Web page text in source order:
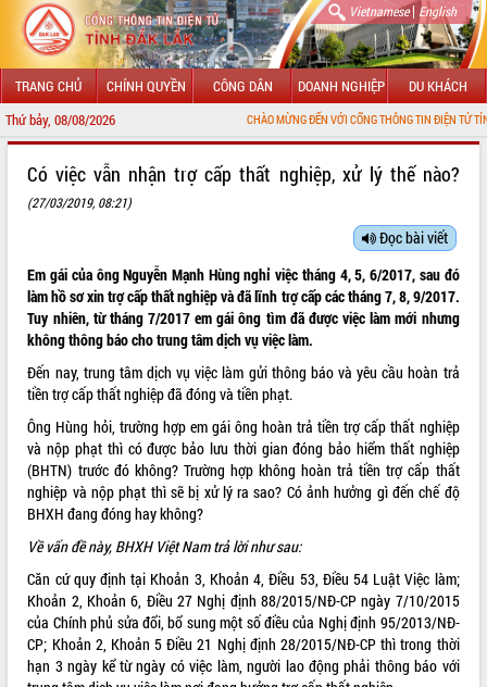
Vietnamese| English
TRANG CHỦ CHÍNH QUYỀN CÔNG DÂN DOANH NGHIỆP DU KHÁCH
Thứ bảy, 08/08/2026 CHÀO MỪNG ĐẾN VỚI CỔNG THÔNG TIN ĐIỆN TỬ TỈNH ĐẮK LẮK
LÃNH ĐẠO UBND TỈNH
SỞ, BAN, NGÀNH
UBND CÁC XÃ, PHƯỜNG
THÔNG TIN CHỈ ĐẠO ĐIỀU HÀNH
HỆ THỐNG VĂN BẢN
VĂN BẢN HĐND TỈNH
ĐIỂM TIN VĂN BẢN
QUY HOẠCH - KẾ HOẠCH
Có việc vẫn nhận trợ cấp thất nghiệp, xử lý thế nào?
(27/03/2019, 08:21)
Đọc bài viết
Em gái của ông Nguyễn Mạnh Hùng nghỉ việc tháng 4, 5, 6/2017, sau đó
làm hồ sơ xin trợ cấp thất nghiệp và đã lĩnh trợ cấp các tháng 7, 8, 9/2017.
Tuy nhiên, từ tháng 7/2017 em gái ông tìm đã được việc làm mới nhưng
không thông báo cho trung tâm dịch vụ việc làm.
Đến nay, trung tâm dịch vụ việc làm gửi thông báo và yêu cầu hoàn trả
tiền trợ cấp thất nghiệp đã đóng và tiền phạt.
Ông Hùng hỏi, trường hợp em gái ông hoàn trả tiền trợ cấp thất nghiệp
và nộp phạt thì có được bảo lưu thời gian đóng bảo hiểm thất nghiệp
(BHTN) trước đó không? Trường hợp không hoàn trả tiền trợ cấp thất
nghiệp và nộp phạt thì sẽ bị xử lý ra sao? Có ảnh hưởng gì đến chế độ
BHXH đang đóng hay không?
Về vấn đề này, BHXH Việt Nam trả lời như sau:
Căn cứ quy định tại Khoản 3, Khoản 4, Điều 53, Điều 54 Luật Việc làm;
Khoản 2, Khoản 6, Điều 27 Nghị định 88/2015/NĐ-CPngày 7/10/2015
của Chính phủ sửa đổi, bổ sung một số điều của Nghị định 95/2013/NĐ-
CP; Khoản 2, Khoản 5 Điều 21 Nghị định28/2015/NĐ-CP thì trong thời
hạn 3 ngày kể từ ngày có việc làm, người lao động phải thông báo với